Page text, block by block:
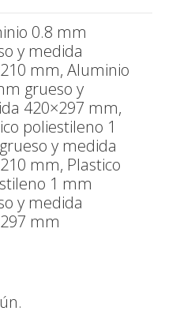
0.8 mm
y medida
mm, Aluminio
grueso y
420×297 mm,
poliestileno 1
y medida
mm, Plastico
1 mm
y medida
mm